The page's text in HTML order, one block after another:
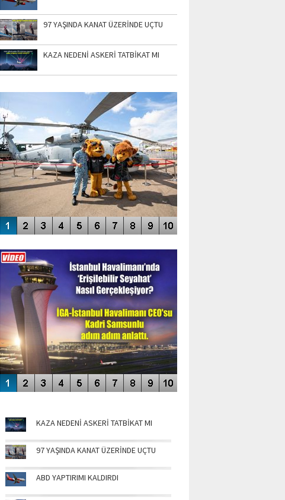
97 YAŞINDA KANAT ÜZERİNDE UÇTU
KAZA NEDENİ ASKERİ TATBİKAT MI
SİNGAPUR AIRSHOW-2020
ENGELLERİN AŞILDIĞI HAVALİMANI
KAZA NEDENİ ASKERİ TATBİKAT MI
97 YAŞINDA KANAT ÜZERİNDE UÇTU
ABD YAPTIRIMI KALDIRDI